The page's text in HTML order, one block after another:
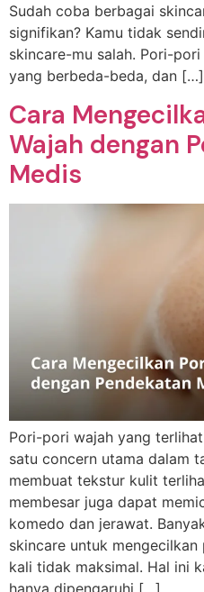
Sudah coba berbagai
signifikan? Kamu tidak
skincare-mu salah. Pori-
yang berbeda-beda, dan […]
Cara
Wajah dengan
Medis
Pori-pori wajah yang
satu concern utama dalam
membuat tekstur kulit
membesar juga dapat
komedo dan jerawat.
skincare untuk
kali tidak maksimal. Hal ini